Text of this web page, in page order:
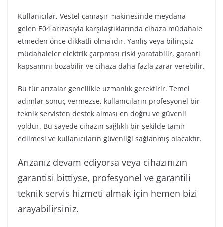
Kullanıcılar, Vestel çamaşır makinesinde meydana
gelen E04 arızasıyla karşılaştıklarında cihaza müdahale
etmeden önce dikkatli olmalıdır. Yanlış veya bilinçsiz
müdahaleler elektrik çarpması riski yaratabilir, garanti
kapsamını bozabilir ve cihaza daha fazla zarar verebilir.
Bu tür arızalar genellikle uzmanlık gerektirir. Temel
adımlar sonuç vermezse, kullanıcıların profesyonel bir
teknik servisten destek alması en doğru ve güvenli
yoldur. Bu sayede cihazın sağlıklı bir şekilde tamir
edilmesi ve kullanıcıların güvenliği sağlanmış olacaktır.
Arızanız devam ediyorsa veya cihazınızın
garantisi bittiyse, profesyonel ve garantili
teknik servis hizmeti almak için hemen bizi
arayabilirsiniz.